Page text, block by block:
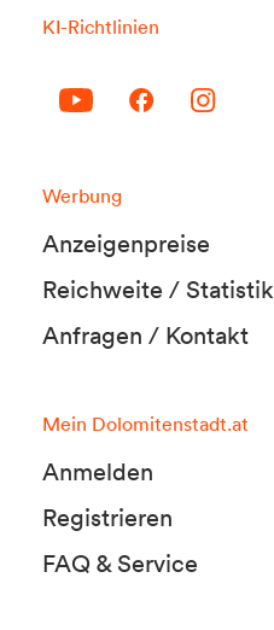
KI-Richtlinien
Werbung
Anzeigenpreise
Reichweite / Statistik
Anfragen / Kontakt
Mein Dolomitenstadt.at
Anmelden
Registrieren
FAQ & Service